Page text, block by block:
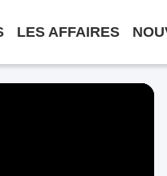
LES AFFAIRES